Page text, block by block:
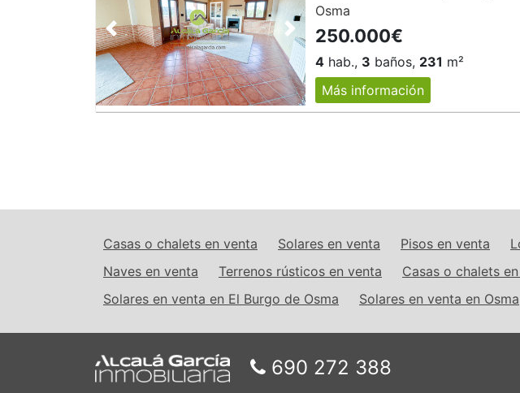
Anterior Siguiente
Osma
250.000€
4 hab., 3 baños, 231 m²
Más información
Casas o chalets en venta Solares en venta Pisos en venta
Naves en venta
Terrenos rústicos en venta Casas o chalets
Solares en venta en El Burgo de Osma
Solares en venta en Osma
690 272 388